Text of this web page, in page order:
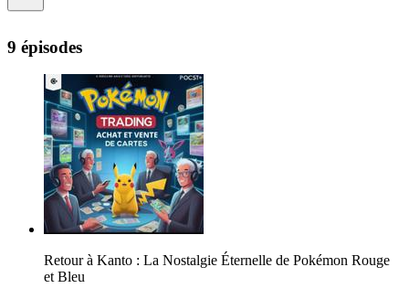
9 épisodes
Retour à Kanto : La Nostalgie Éternelle de Pokémon Rouge
et Bleu